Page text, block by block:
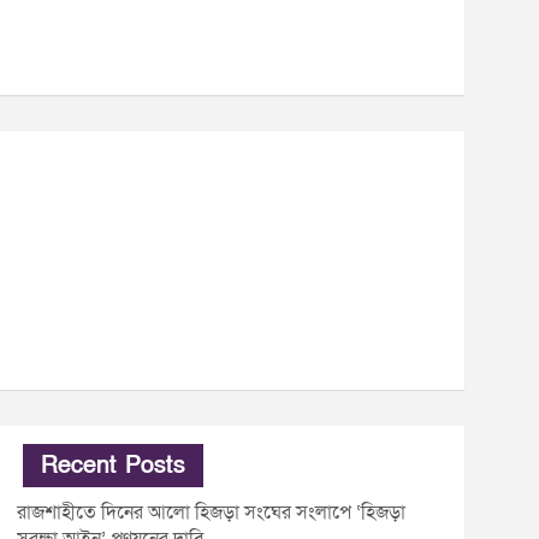
Recent Posts
রাজশাহীতে দিনের আলো হিজড়া সংঘের সংলাপে ‘হিজড়া